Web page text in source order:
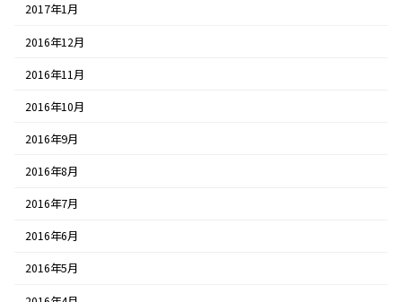
2017年1月
2016年12月
2016年11月
2016年10月
2016年9月
2016年8月
2016年7月
2016年6月
2016年5月